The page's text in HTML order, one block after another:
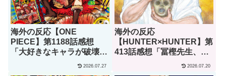
海外の反応【ONE
PIECE】第1188話感想
「大好きなキャラが破壊さ
れるのを見て、これほど嬉
2026.07.27
海外の反応
【HUNTER×HUNTER】第
413話感想「冨樫先生、あ
なたこそが本物の天才で2026.07.20